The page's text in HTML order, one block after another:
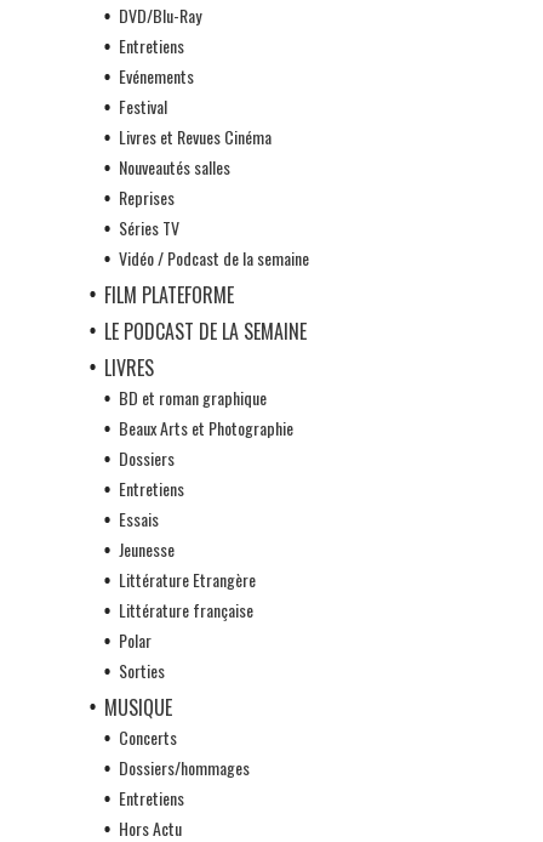
DVD/Blu-Ray
Entretiens
Evénements
Festival
Livres et Revues Cinéma
Nouveautés salles
Reprises
Séries TV
Vidéo / Podcast de la semaine
FILM PLATEFORME
LE PODCAST DE LA SEMAINE
LIVRES
BD et roman graphique
Beaux Arts et Photographie
Dossiers
Entretiens
Essais
Jeunesse
Littérature Etrangère
Littérature française
Polar
Sorties
MUSIQUE
Concerts
Dossiers/hommages
Entretiens
Hors Actu